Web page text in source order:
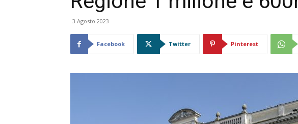
3 Agosto 2023
Facebook Twitter Pinterest